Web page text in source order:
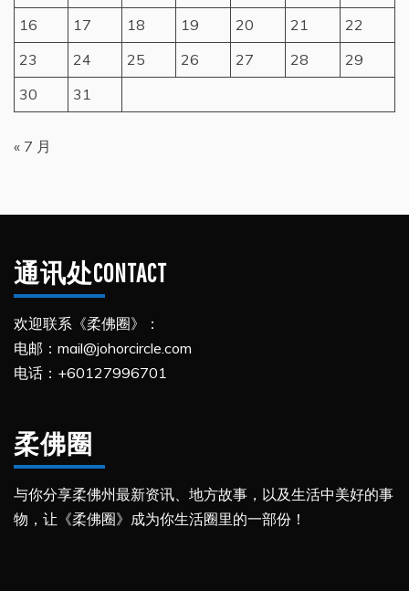
16
17 18 19 20 21
22
23
24 25 26 27 28
29
30
31
« 7 月
通讯处CONTACT
欢迎联系《柔佛圈》：
电邮：mail@johorcircle.com
电话：+60127996701
柔佛圈
与你分享柔佛州最新资讯、地方故事，以及生活中美好的事
物，让《柔佛圈》成为你生活圈里的一部份！